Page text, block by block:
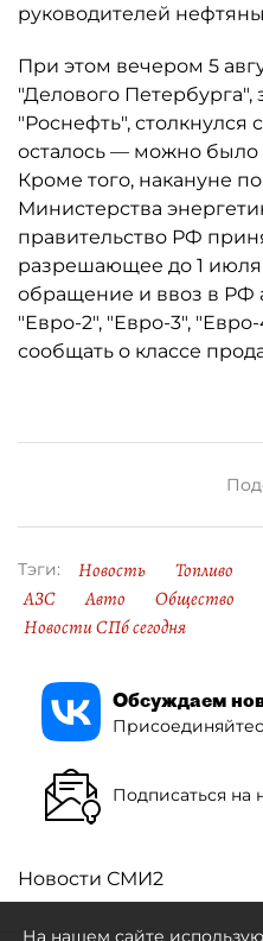
руководителей
При этом вечером 5
"Делового
"Роснефть", столкнулся
осталось ­— можно было
Кроме того, накануне
Министерства
правительство РФ
разрешающее до 1 июля
обращение и ввоз в РФ
"Евро-2", "Евро-3",
сообщать о классе
Тэги: Новость Топливо
АЗС
Авто Общество
Новости СПб сегодня
Обсуждаем
Подписаться на
Новости СМИ2
На нашем сайте